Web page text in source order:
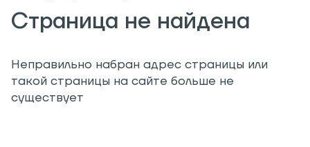
Страница не найдена
Неправильно набран адрес страницы или
такой страницы на сайте больше не
существует